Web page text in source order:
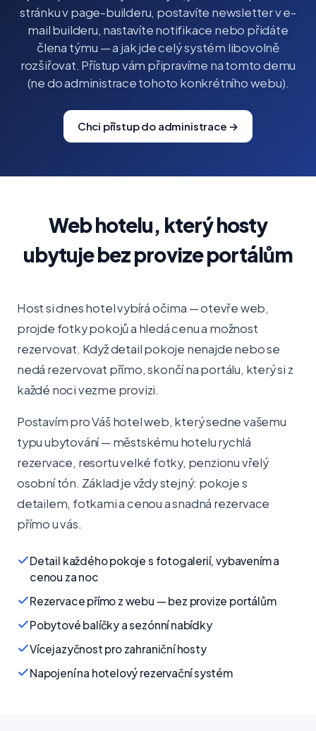
stránku v page-builderu, postavíte newsletter v e-
mail builderu, nastavíte notifikace nebo přidáte
člena týmu — a jak jde celý systém libovolně
rozšiřovat. Přístup vám připravíme na tomto demu
(ne do administrace tohoto konkrétního webu).
Chci přístup do administrace →
Web hotelu, který hosty
ubytuje bez provize portálům
Host si dnes hotel vybírá očima — otevře web,
projde fotky pokojů a hledá cenu a možnost
rezervovat. Když detail pokoje nenajde nebo se
nedá rezervovat přímo, skončí na portálu, který si z
každé noci vezme provizi.
Postavím pro Váš hotel web, který sedne vašemu
typu ubytování — městskému hotelu rychlá
rezervace, resortu velké fotky, penzionu vřelý
osobní tón. Základ je vždy stejný: pokoje s
detailem, fotkami a cenou a snadná rezervace
přímo u vás.
Detail každého pokoje s fotogalerií, vybavením a
cenou za noc
Rezervace přímo z webu — bez provize portálům
Pobytové balíčky a sezónní nabídky
Vícejazyčnost pro zahraniční hosty
Napojení na hotelový rezervační systém